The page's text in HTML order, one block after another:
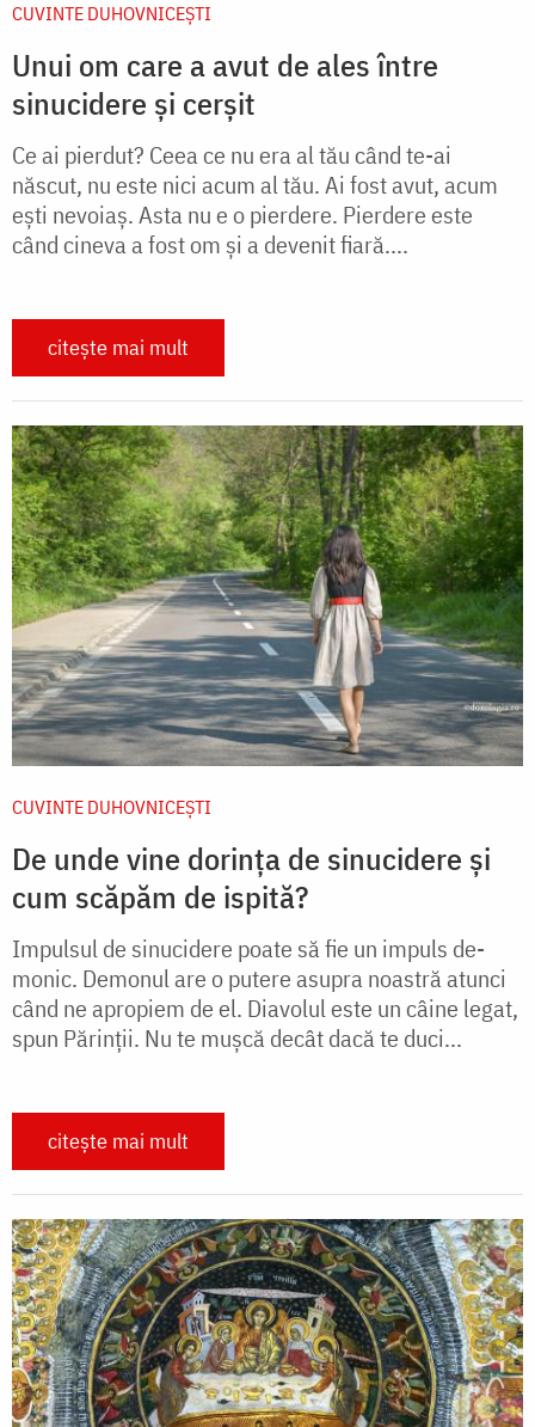
CUVINTE DUHOVNICEȘTI
Unui om care a avut de ales între
sinucidere și cerșit
Ce ai pierdut? Ceea ce nu era al tău când te-ai
născut, nu este nici acum al tău. Ai fost avut, acum
ești nevoiaș. Asta nu e o pierdere. Pierdere este
când cineva a fost om și a devenit fiară....
citește mai mult
CUVINTE DUHOVNICEȘTI
De unde vine dorința de sinucidere și
cum scăpăm de ispită?
Impulsul de sinucidere poate să fie un impuls de­
monic. Demonul are o putere asupra noastră atunci
când ne apropiem de el. Diavolul este un câine legat,
spun Părinţii. Nu te muşcă decât dacă te duci...
citește mai mult